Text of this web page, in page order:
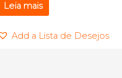
Leia mais
Add a Lista de Desejos